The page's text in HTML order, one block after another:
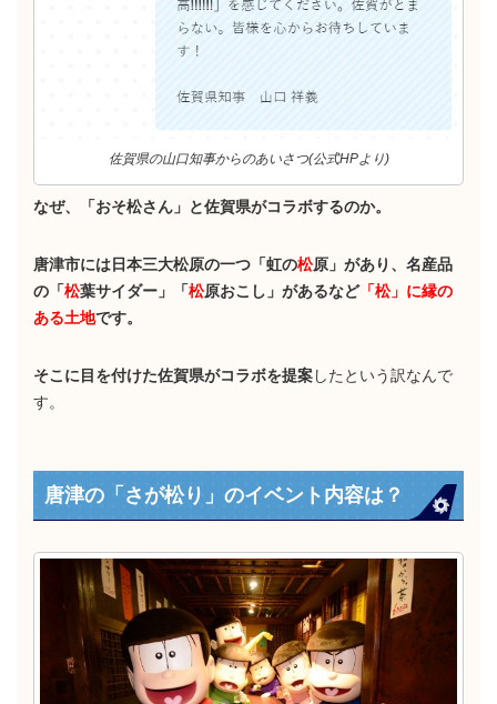
佐賀県の山口知事からのあいさつ(公式HPより)
なぜ、「おそ松さん」と佐賀県がコラボするのか。
唐津市には日本三大松原の一つ「虹の松原」があり、名産品
の「松葉サイダー」「松原おこし」があるなど「松」に縁の
ある土地です。
そこに目を付けた佐賀県がコラボを提案したという訳なんで
す。
唐津の「さが松り」のイベント内容は？